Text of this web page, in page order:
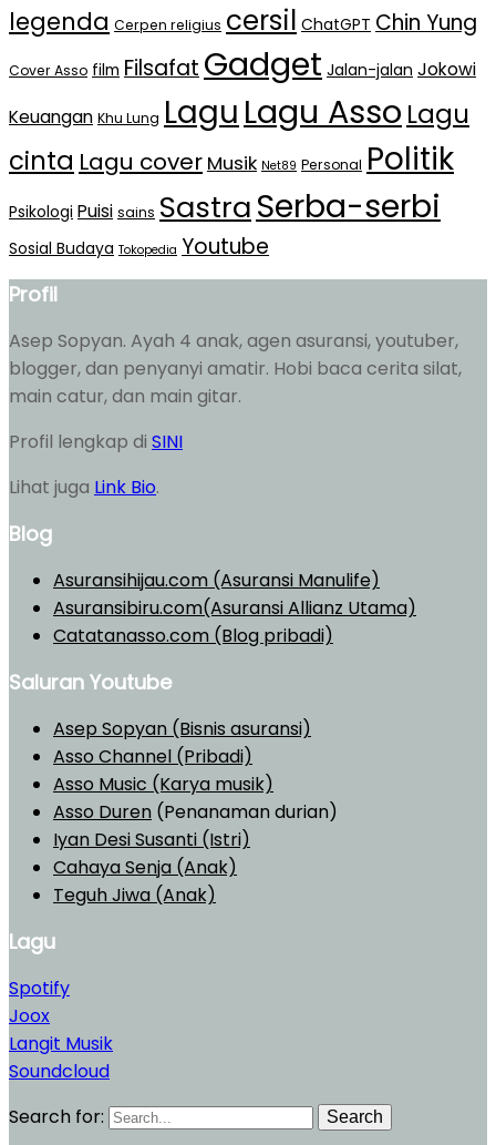
legenda Cerpen religius cersil ChatGPT Chin Yung
Cover Asso film Filsafat Gadget Jalan-jalan Jokowi
Keuangan Khu Lung Lagu Lagu Asso Lagu
cinta Lagu cover Musik Net89 Personal Politik
Psikologi Puisi sains SastraSerba-serbi
Sosial Budaya Tokopedia Youtube
Profil
Asep Sopyan. Ayah 4 anak, agen asuransi, youtuber,
blogger, dan penyanyi amatir. Hobi baca cerita silat,
main catur, dan main gitar.
Profil lengkap di SINI
Lihat juga Link Bio.
Blog
Asuransihijau.com (Asuransi Manulife)
Asuransibiru.com(Asuransi Allianz Utama)
Catatanasso.com (Blog pribadi)
Saluran Youtube
Asep Sopyan (Bisnis asuransi)
Asso Channel (Pribadi)
Asso Music (Karya musik)
Asso Duren (Penanaman durian)
Iyan Desi Susanti (Istri)
Cahaya Senja (Anak)
Teguh Jiwa (Anak)
Lagu
Spotify
Joox
Langit Musik
Soundcloud
Search for:
Search